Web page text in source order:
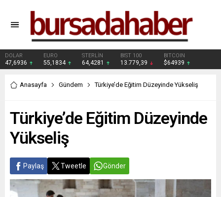
DOLAR
47,6936
EURO
55,1834
STERLİN
64,4281
BIST 100
13.779,39
BITCOIN
$64939
Anasayfa Gündem Türkiye’de Eğitim Düzeyinde Yükseliş
Türkiye’de Eğitim Düzeyinde
Yükseliş
Paylaş Tweetle Gönder